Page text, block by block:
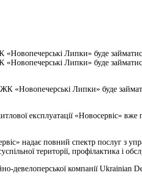
Липки» буде
Липки» буде
експлуатації «Новосервіс»
надає повний спектр послуг з
території, профілактика і
девелоперської компанії